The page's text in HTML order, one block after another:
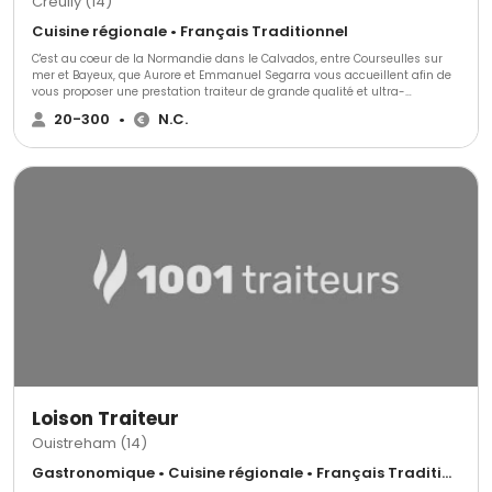
Cuisine régionale • Français Traditionnel
C'est au coeur de la Normandie dans le Calvados, entre Courseulles sur
mer et Bayeux, que Aurore et Emmanuel Segarra vous accueillent afin de
vous proposer une prestation traiteur de grande qualité et ultra-
personnalisée. Nous étudierons toutes vos demandes de mariages,
banquets, réceptions ou tout autre évènement. Avec vous dans les
20-300 • N.C.
Loison Traiteur
Ouistreham (14)
Gastronomique • Cuisine régionale • Français Traditionnel